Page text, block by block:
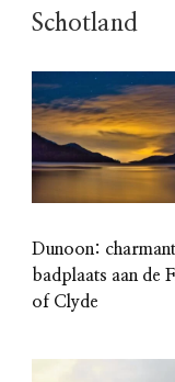
Schotland
Dunoon:
badplaats aan de
of Clyde